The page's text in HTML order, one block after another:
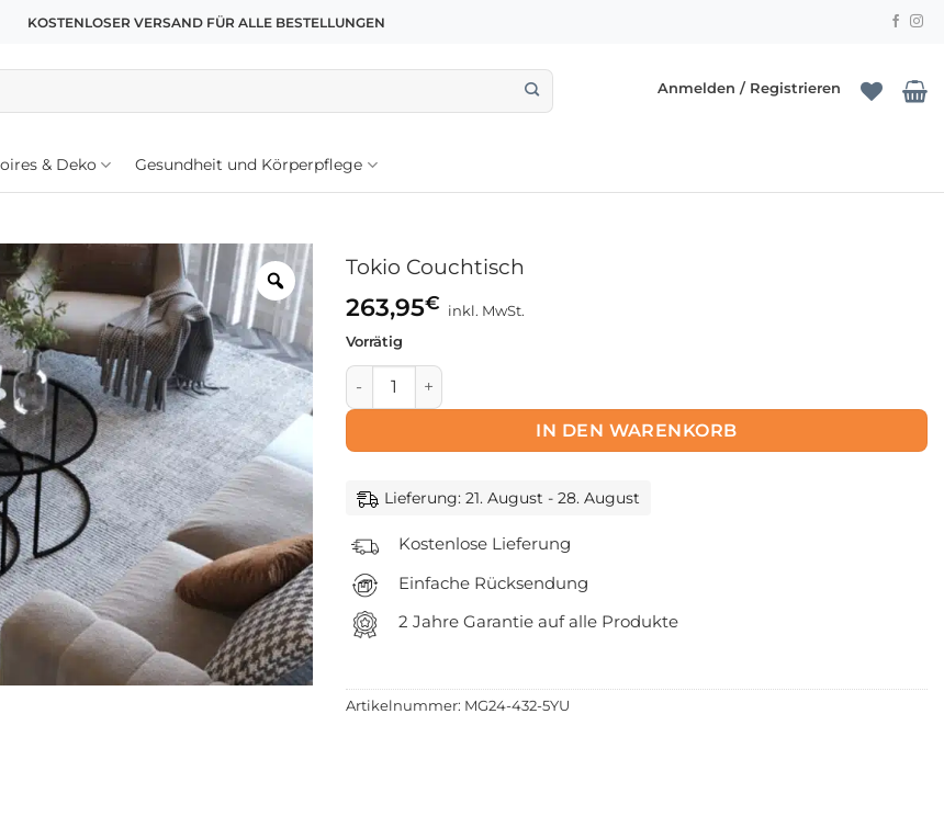
KOSTENLOSER VERSAND FÜR ALLE BESTELLUNGEN
Anmelden / Registrieren
& Deko Gesundheit und Körperpflege
Tokio Couchtisch
263,95€ inkl. MwSt.
Vorrätig
Tokio Couchtisch Menge
IN DEN WARENKORB
Lieferung: 21. August - 28. August
Kostenlose Lieferung
Einfache Rücksendung
2 Jahre Garantie auf alle Produkte
Artikelnummer: MG24-432-5YU